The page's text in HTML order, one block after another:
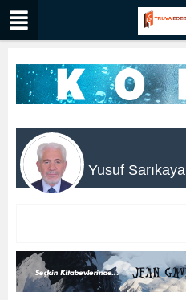
Yusuf Sarıkaya